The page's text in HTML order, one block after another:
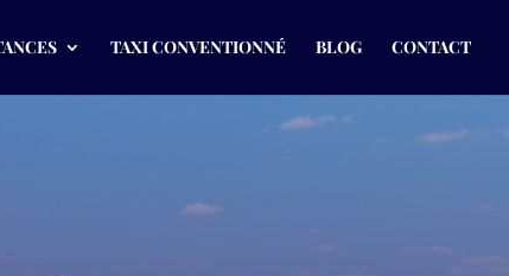
TAXI CONVENTIONNÉ BLOG CONTACT